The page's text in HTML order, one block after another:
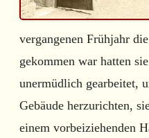
vergangenen Frühjahr
gekommen war hatten
unermüdlich gearbeitet,
Gebäude herzurichten,
einem vorbeiziehenden